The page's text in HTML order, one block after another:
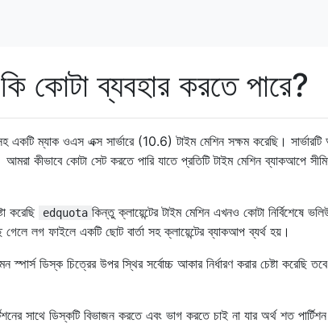
কি কোটা ব্যবহার করতে পারে?
ম্যাক ওএস এক্স সার্ভারে (10.6) টাইম মেশিন সক্ষম করেছি। সার্ভারটি
কীভাবে কোটা সেট করতে পারি যাতে প্রতিটি টাইম মেশিন ব্যাকআপে
করেছি
edquota কিন্তু ক্লায়েন্টের টাইম মেশিন এখনও কোটা নির্বিশেষে
লগ ফাইলে একটি ছোট বার্তা সহ ক্লায়েন্টের ব্যাকআপ ব্যর্থ হয়।
স্পার্স ডিস্ক চিত্রের উপর স্থির সর্বোচ্চ আকার নির্ধারণ করার চেষ্টা করেছি
সাথে ডিস্কটি বিভাজন করতে এবং ভাগ করতে চাই না যার অর্থ শত